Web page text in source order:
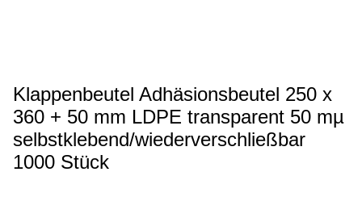
Klappenbeutel Adhäsionsbeutel 250 x
360 + 50 mm LDPE transparent 50 mµ
selbstklebend/wiederverschließbar
1000 Stück